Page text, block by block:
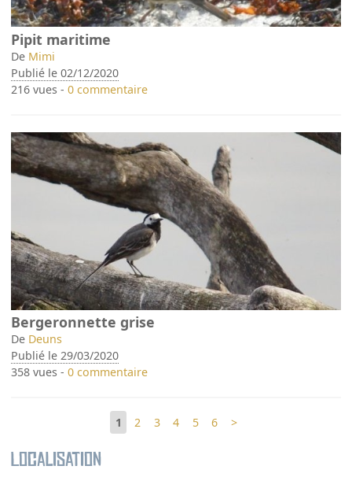
Pipit maritime
De Mimi
Publié le 02/12/2020
216 vues -0 commentaire
Bergeronnette grise
De Deuns
Publié le 29/03/2020
358 vues -0 commentaire
1 2 3 4 5 6 >
Localisation